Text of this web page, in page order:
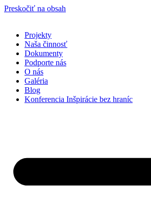
Preskočiť na obsah
Projekty
Naša činnosť
Dokumenty
Podporte nás
O nás
Galéria
Blog
Konferencia Inšpirácie bez hraníc